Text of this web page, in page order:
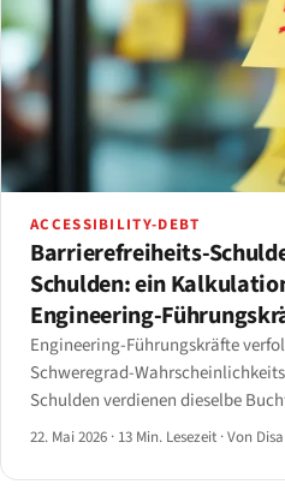
ACCESSIBILITY-DEBT
Barrierefreiheits-
Schulden: ein
Engineering-
Engineering-Führungskräfte
Schweregrad-
Schulden verdienen dieselbe
inspirierter Score, ein
22. Mai 2026 · 13 Min. Lesezeit ·Von